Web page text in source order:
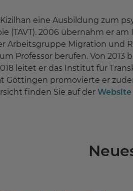
eine Ausbildung zum
(TAVT). 2006 übernahm er
Arbeitsgruppe Migration und
Professor berufen. Von
leitet er das Institut für
Göttingen promovierte er
finden Sie auf der